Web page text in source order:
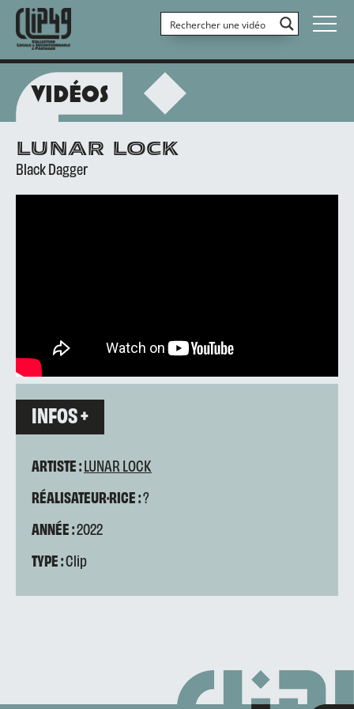
VIDÉOS
LUNAR LOCK
Black Dagger
INFOS +
ARTISTE :LUNAR LOCK
RÉALISATEUR·RICE :?
ANNÉE :2022
TYPE :Clip